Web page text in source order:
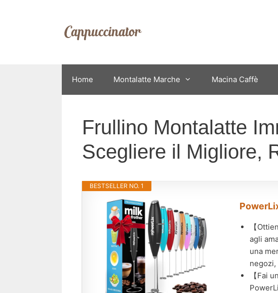
Home Montalatte Marche Macina Caffè
Frullino Montalatte
Scegliere il Migliore,
BESTSELLER NO. 1
【
agli
una
【Fai